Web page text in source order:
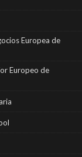
Europea de
Europeo de